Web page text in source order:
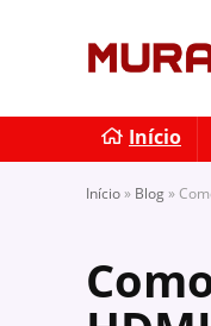
Início
Início» Blog»